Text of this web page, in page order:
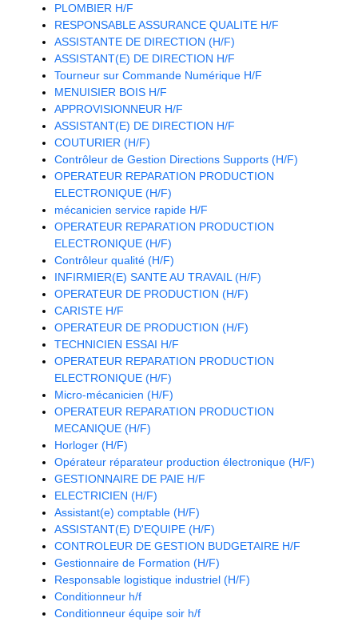
PLOMBIER H/F
RESPONSABLE ASSURANCE QUALITE H/F
ASSISTANTE DE DIRECTION (H/F)
ASSISTANT(E) DE DIRECTION H/F
Tourneur sur Commande Numérique H/F
MENUISIER BOIS H/F
APPROVISIONNEUR H/F
ASSISTANT(E) DE DIRECTION H/F
COUTURIER (H/F)
Contrôleur de Gestion Directions Supports (H/F)
OPERATEUR REPARATION PRODUCTION
ELECTRONIQUE (H/F)
mécanicien service rapide H/F
OPERATEUR REPARATION PRODUCTION
ELECTRONIQUE (H/F)
Contrôleur qualité (H/F)
INFIRMIER(E) SANTE AU TRAVAIL (H/F)
OPERATEUR DE PRODUCTION (H/F)
CARISTE H/F
OPERATEUR DE PRODUCTION (H/F)
TECHNICIEN ESSAI H/F
OPERATEUR REPARATION PRODUCTION
ELECTRONIQUE (H/F)
Micro-mécanicien (H/F)
OPERATEUR REPARATION PRODUCTION
MECANIQUE (H/F)
Horloger (H/F)
Opérateur réparateur production électronique (H/F)
GESTIONNAIRE DE PAIE H/F
ELECTRICIEN (H/F)
Assistant(e) comptable (H/F)
ASSISTANT(E) D'EQUIPE (H/F)
CONTROLEUR DE GESTION BUDGETAIRE H/F
Gestionnaire de Formation (H/F)
Responsable logistique industriel (H/F)
Conditionneur h/f
Conditionneur équipe soir h/f